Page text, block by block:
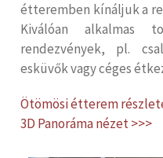
étteremben kínáljuk a
Kiválóan alkalmas
rendezvények, pl.
esküvők vagy céges
Ötömösi étterem
3D Panoráma nézet >>>